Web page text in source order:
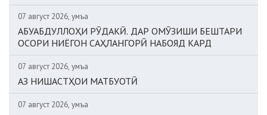
07 август 2026, Ҷумъа
АБУАБДУЛЛОҲИ РӮДАКӢ. ДАР ОМӮЗИШИ БЕШТАРИ
ОСОРИ НИЁГОН САҲЛАНГОРӢ НАБОЯД КАРД
07 август 2026, Ҷумъа
АЗ НИШАСТҲОИ МАТБУОТӢ
07 август 2026, Ҷумъа